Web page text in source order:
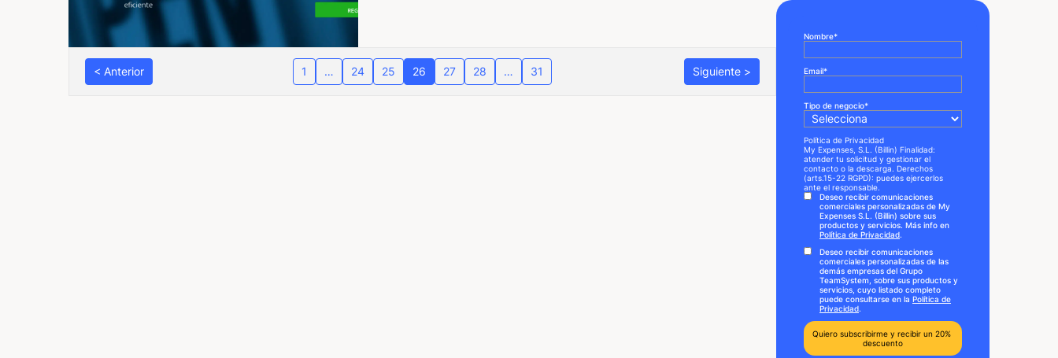
< Anterior 1 … 24 25 26 27 28 … 31 Siguiente >
Nombre*
Email*
Tipo de negocio*
Política de Privacidad
My Expenses, S.L. (Billin) Finalidad:
atender tu solicitud y gestionar el
contacto o la descarga. Derechos
(arts.15-22 RGPD): puedes ejercerlos
ante el responsable.
Deseo recibir comunicaciones
comerciales personalizadas de My
Expenses S.L. (Billin) sobre sus
productos y servicios. Más info en
Política de Privacidad.
Deseo recibir comunicaciones
comerciales personalizadas de las
demás empresas del Grupo
TeamSystem, sobre sus productos y
servicios, cuyo listado completo
puede consultarse en la Política de
Privacidad.